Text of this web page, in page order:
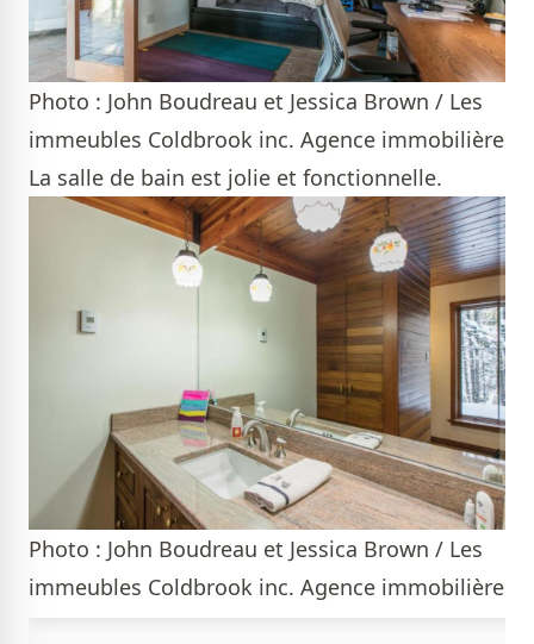
Photo : John Boudreau et Jessica Brown / Les
immeubles Coldbrook inc. Agence immobilière
La salle de bain est jolie et fonctionnelle.
Photo : John Boudreau et Jessica Brown / Les
immeubles Coldbrook inc. Agence immobilière